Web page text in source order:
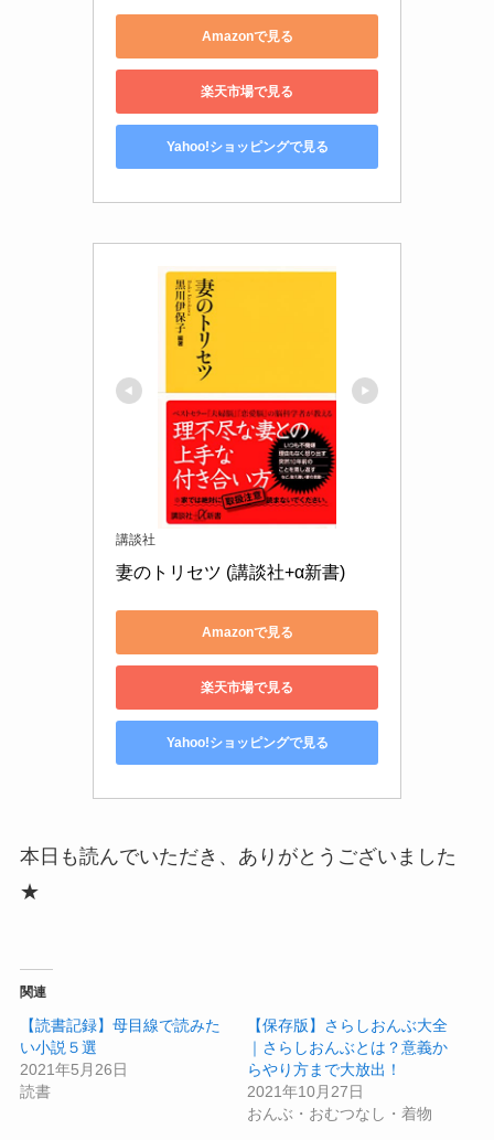
Amazonで見る
楽天市場で見る
Yahoo!ショッピングで見る
講談社
妻のトリセツ (講談社+α新書)
Amazonで見る
楽天市場で見る
Yahoo!ショッピングで見る
本日も読んでいただき、ありがとうございました
★
関連
【読書記録】母目線で読みた
い小説５選
2021年5月26日
読書
【保存版】さらしおんぶ大全
｜さらしおんぶとは？意義か
らやり方まで大放出！
2021年10月27日
おんぶ・おむつなし・着物